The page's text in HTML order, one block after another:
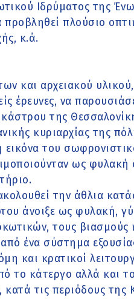
Ιδρύματος της
πλούσιο
κ.ά.
και αρχειακού
έρευνες, να
της
κυριαρχίας της
του
ως
την άθλια
άνοιξε ως φυλακή,
τους βιασμούς
ένα σύστημα
και κρατικοί
το κάτεργο αλλά και
τις περιόδους της